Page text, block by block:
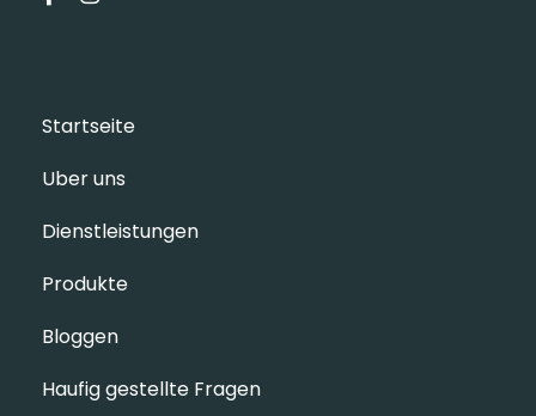
Startseite
Uber uns
Dienstleistungen
Produkte
Bloggen
Haufig gestellte Fragen